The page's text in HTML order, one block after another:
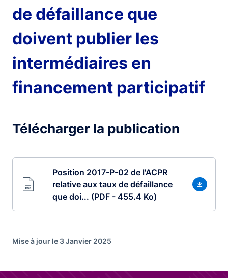
de défaillance que
doivent publier les
intermédiaires en
financement participatif
Télécharger la publication
Position 2017-P-02 de l'ACPR
relative aux taux de défaillance
que doi... (PDF - 455.4 Ko)
Mise à jour le 3 Janvier 2025